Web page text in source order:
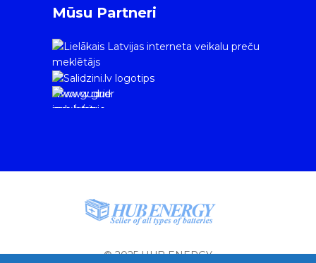
Mūsu Partneri
www.gudrie
m.lv/atrie-
© 2025 HUB ENERGY